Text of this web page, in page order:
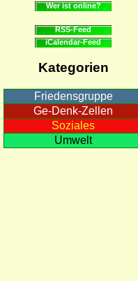
Wer ist online?
RSS-Feed
iCalendar-Feed
Kategorien
Friedensgruppe
Ge-Denk-Zellen
Soziales
Umwelt